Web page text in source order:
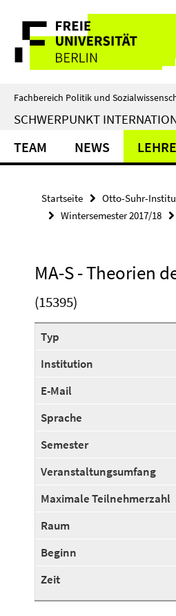
direkt
Inhalt
Service-
Navigation
Fachbereich Politik und
SCHWERPUNKT
TEAM NEWS LEHRE
Startseite Otto-Suhr-
Wintersemester 2017/18
MA-S - Theorien
(15395)
Typ
Institution
E-Mail
Sprache
Semester
Veranstaltungsumfang
Maximale Teilnehmerzahl
Raum
Beginn
Zeit